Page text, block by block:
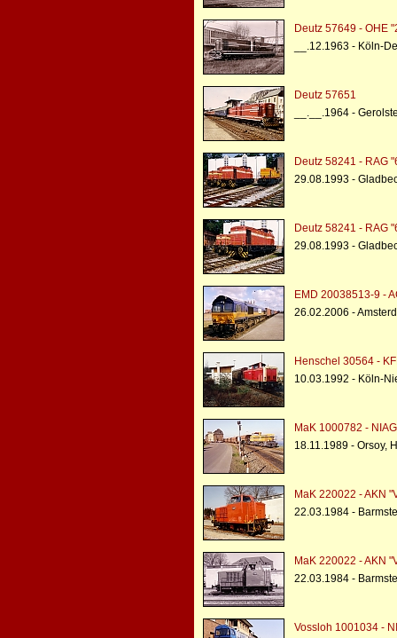
Deutz 57649 - OHE
__.12.1963 - Köln-
Deutz 57651
__.__.1964 -
Deutz 58241 - RAG
29.08.1993 -
Deutz 58241 - RAG
29.08.1993 -
EMD 20038513-9 -
26.02.2006 -
Henschel 30564 -
10.03.1992 - Köln-
MaK 1000782 -
18.11.1989 - Orsoy,
MaK 220022 - AKN
22.03.1984 -
MaK 220022 - AKN
22.03.1984 -
Vossloh 1001034 -